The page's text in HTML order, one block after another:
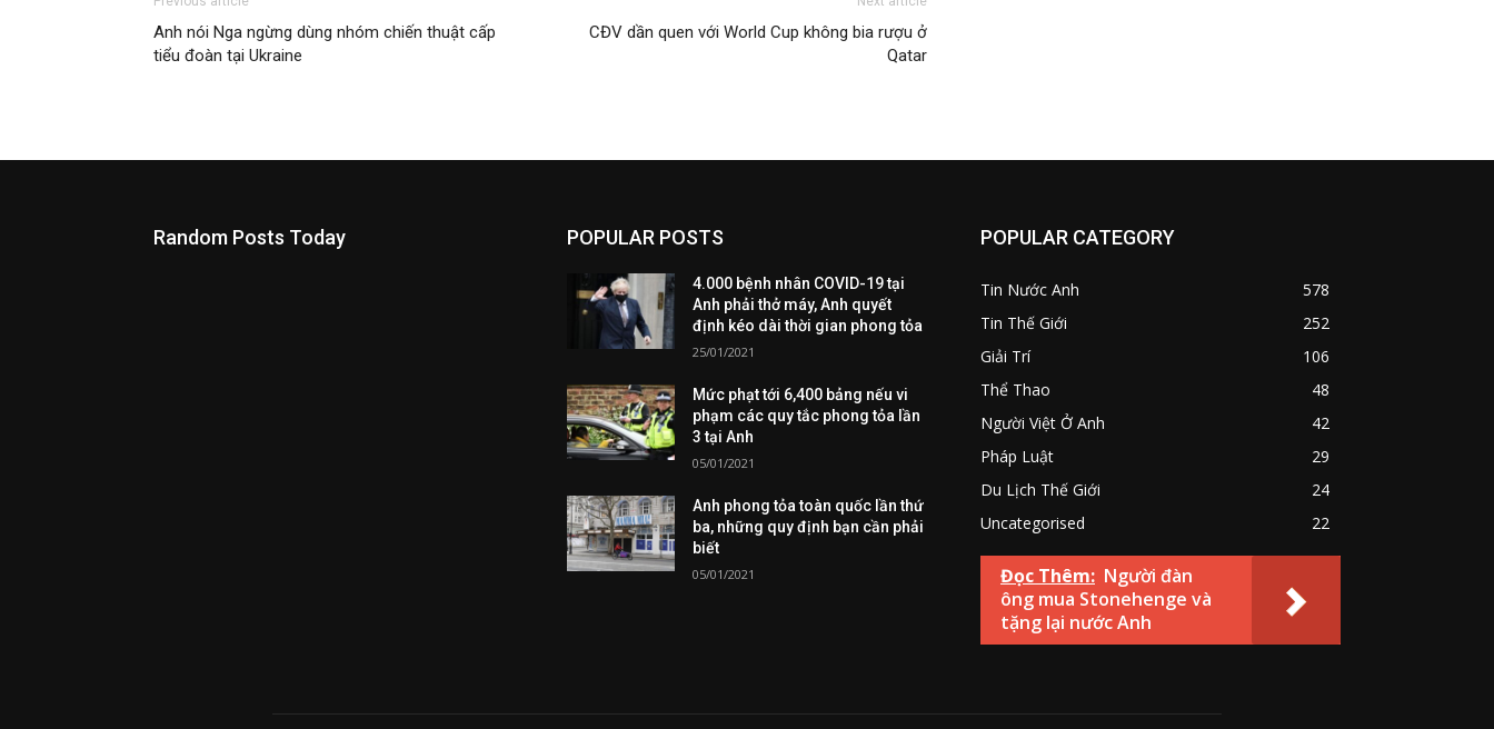
Anh nói Nga ngừng dùng nhóm chiến thuật cấp
tiểu đoàn tại Ukraine
CĐV dần quen với World Cup không bia rượu ở
Qatar
Random Posts Today POPULAR POSTS
4.000 bệnh nhân COVID-19 tại
Anh phải thở máy, Anh quyết
định kéo dài thời gian phong tỏa
25/01/2021
Mức phạt tới 6,400 bảng nếu vi
phạm các quy tắc phong tỏa lần
3 tại Anh
05/01/2021
Anh phong tỏa toàn quốc lần thứ
ba, những quy định bạn cần phải
biết
05/01/2021
POPULAR CATEGORY
Tin Nước Anh
578
Tin Thế Giới
252
Giải Trí
106
Thể Thao
48
Người Việt Ở Anh
42
Pháp Luật
29
Du Lịch Thế Giới
24
Uncategorised
22
Đọc Thêm: Người đàn
ông mua Stonehenge và
tặng lại nước Anh